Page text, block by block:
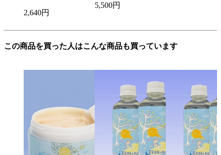
2,640円
5,500円
この商品を買った人はこんな商品も買っています